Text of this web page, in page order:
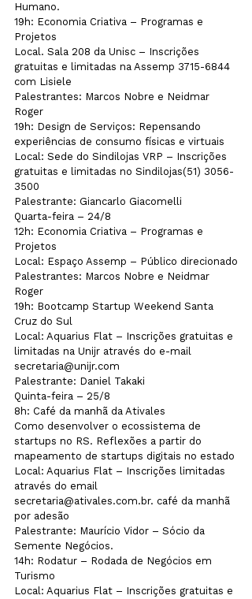
Humano.
19h: Economia Criativa – Programas e
Projetos
Local. Sala 208 da Unisc – Inscrições
gratuitas e limitadas na Assemp 3715-6844
com Lisiele
Palestrantes: Marcos Nobre e Neidmar
Roger
19h: Design de Serviços: Repensando
experiências de consumo físicas e virtuais
Local: Sede do Sindilojas VRP – Inscrições
gratuitas e limitadas no Sindilojas(51) 3056-
3500
Palestrante: Giancarlo Giacomelli
Quarta-feira – 24/8
12h: Economia Criativa – Programas e
Projetos
Local: Espaço Assemp – Público direcionado
Palestrantes: Marcos Nobre e Neidmar
Roger
19h: Bootcamp Startup Weekend Santa
Cruz do Sul
Local: Aquarius Flat – Inscrições gratuitas e
limitadas na Unijr através do e-mail
secretaria@unijr.com
Palestrante: Daniel Takaki
Quinta-feira – 25/8
8h: Café da manhã da Ativales
Como desenvolver o ecossistema de
startups no RS. Reflexões a partir do
mapeamento de startups digitais no estado
Local: Aquarius Flat – Inscrições limitadas
através do email
secretaria@ativales.com.br. café da manhã
por adesão
Palestrante: Maurício Vidor – Sócio da
Semente Negócios.
14h: Rodatur – Rodada de Negócios em
Turismo
Local: Aquarius Flat – Inscrições gratuitas e